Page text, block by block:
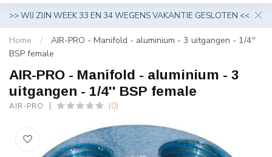
>> WIJ ZIJN WEEK 33 EN 34 WEGENS VAKANTIE GESLOTEN <<
Home /
AIR-PRO - Manifold - aluminium - 3 uitgangen - 1/4''
BSP female
AIR-PRO - Manifold - aluminium - 3
uitgangen - 1/4'' BSP female
AIR-PRO (0)